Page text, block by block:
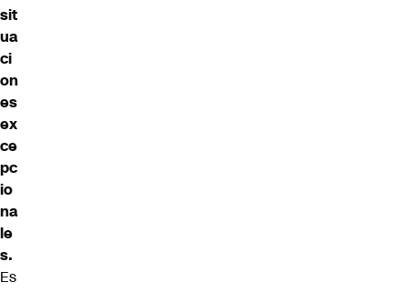
sit
ua
ci
on
es
ex
ce
pc
io
na
le
s.
Es